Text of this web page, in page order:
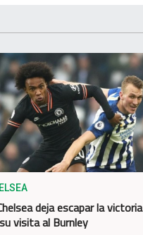
deja escapar la victoria
visita al Burnley